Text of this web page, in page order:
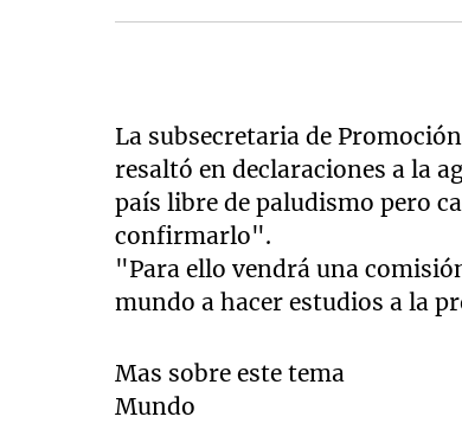
La subsecretaria de
resaltó en declaraciones a la
país libre de paludismo pero
confirmarlo".
"Para ello vendrá una
mundo a hacer estudios a la
Mas sobre este tema
Mundo